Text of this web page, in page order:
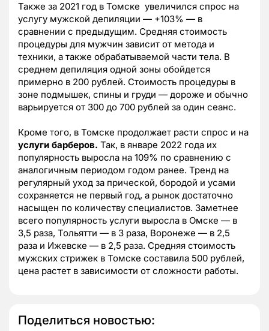
Также за 2021 год в Томске увеличился спрос на
услугу мужской депиляции — +103% — в
сравнении с предыдущим. Средняя стоимость
процедуры для мужчин зависит от метода и
техники, а также обрабатываемой части тела. В
среднем депиляция одной зоны обойдется
примерно в 200 рублей. Стоимость процедуры в
зоне подмышек, спины и груди — дороже и обычно
варьируется от 300 до 700 рублей за один сеанс.
Кроме того, в Томске продолжает расти спрос и на
услуги барберов. Так, в январе 2022 года их
популярность выросла на 109% по сравнению с
аналогичным периодом годом ранее. Тренд на
регулярный уход за прической, бородой и усами
сохраняется не первый год, а рынок достаточно
насыщен по количеству специалистов. Заметнее
всего популярность услуги выросла в Омске — в
3,5 раза, Тольятти — в 3 раза, Воронеже — в 2,5
раза и Ижевске — в 2,5 раза. Средняя стоимость
мужских стрижек в Томске составила 500 рублей,
цена растет в зависимости от сложности работы.
Поделиться новостью: